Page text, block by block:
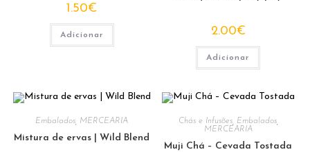
1.50€
Adicionar 2.00€
Adicionar
Embalados MERCEARIA
Mistura de ervas | Wild Blend
Chás e Infusões, Embalados,
MERCEARIA
Muji Chá – Cevada Tostada